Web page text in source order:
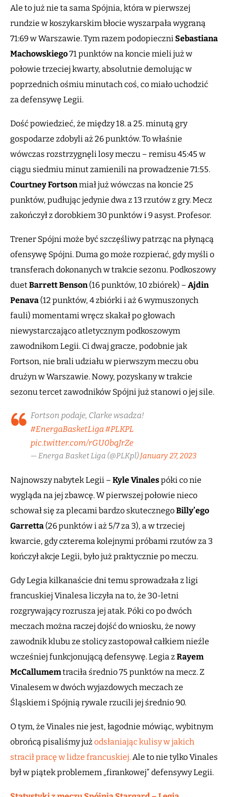
Ale to już nie ta sama Spójnia, która w pierwszej
rundzie w koszykarskim błocie wyszarpała wygraną
71:69 w Warszawie. Tym razem podopieczni Sebastiana
Machowskiego71 punktów na koncie mieli już w
połowie trzeciej kwarty, absolutnie demolując w
poprzednich ośmiu minutach coś, co miało uchodzić
za defensywę Legii.
Dość powiedzieć, że między 18. a 25. minutą gry
gospodarze zdobyli aż 26 punktów. To właśnie
wówczas rozstrzygnęli losy meczu – remisu 45:45 w
ciągu siedmiu minut zamienili na prowadzenie 71:55.
Courtney Fortsonmiał już wówczas na koncie 25
punktów, pudłując jedynie dwa z 13 rzutów z gry. Mecz
zakończył z dorobkiem 30 punktów i 9 asyst. Profesor.
Trener Spójni może być szczęśliwy patrząc na płynącą
ofensywę Spójni. Duma go może rozpierać, gdy myśli o
transferach dokonanych w trakcie sezonu. Podkoszowy
duetBarrett Benson(16 punktów, 10 zbiórek) – Ajdin
Penava (12 punktów, 4 zbiórki i aż 6 wymuszonych
fauli) momentami wręcz skakał po głowach
niewystarczająco atletycznym podkoszowym
zawodnikom Legii. Ci dwaj gracze, podobnie jak
Fortson, nie brali udziału w pierwszym meczu obu
drużyn w Warszawie. Nowy, pozyskany w trakcie
sezonu tercet zawodników Spójni już stanowi o jej sile.
Fortson podaje, Clarke wsadza!
#EnergaBasketLiga#PLKPL
pic.twitter.com/rGU0bqJrZe
— Energa Basket Liga (@PLKpl)January 27, 2023
Najnowszy nabytek Legii – Kyle Vinalespóki co nie
wygląda na jej zbawcę. W pierwszej połowie nieco
schował się za plecami bardzo skutecznegoBilly’ego
Garretta (26 punktów i aż 5/7 za 3), a w trzeciej
kwarcie, gdy czterema kolejnymi próbami rzutów za 3
kończył akcje Legii, było już praktycznie po meczu.
Gdy Legia kilkanaście dni temu sprowadzała z ligi
francuskiej Vinalesa liczyła na to, że 30-letni
rozgrywający rozrusza jej atak. Póki co po dwóch
meczach można raczej dojść do wniosku, że nowy
zawodnik klubu ze stolicy zastopował całkiem nieźle
wcześniej funkcjonującą defensywę. Legia z Rayem
McCallumemtraciła średnio 75 punktów na mecz. Z
Vinalesem w dwóch wyjazdowych meczach ze
Śląskiem i Spójnią rywale rzucili jej średnio 90.
O tym, że Vinales nie jest, łagodnie mówiąc, wybitnym
obrońcą pisaliśmy już odsłaniając kulisy w jakich
stracił pracę w lidze francuskiej.Ale to nie tylko Vinales
był w piątek problemem „firankowej” defensywy Legii.